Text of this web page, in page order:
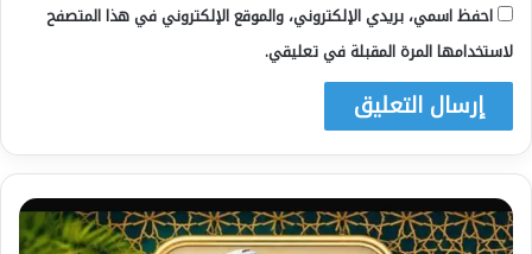
احفظ اسمي، بريدي الإلكتروني، والموقع الإلكتروني في هذا المتصفح
لاستخدامها المرة المقبلة في تعليقي.